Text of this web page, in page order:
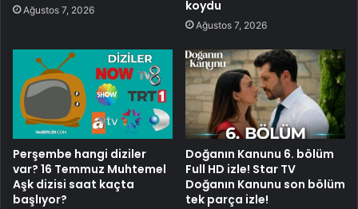
Ağustos 7, 2026 koydu
Ağustos 7, 2026
Perşembe hangi diziler
var? 16 Temmuz Muhtemel
Aşk dizisi saat kaçta
başlıyor?
Doğanın Kanunu 6. bölüm
Full HD izle! Star TV
Doğanın Kanunu son bölüm
tek parça izle!